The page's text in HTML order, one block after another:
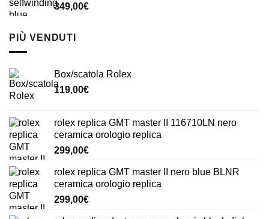
349,00€
PIÙ VENDUTI
Box/scatola Rolex
119,00€
rolex replica GMT master II 116710LN nero
ceramica orologio replica
299,00€
rolex replica GMT master II nero blue BLNR
ceramica orologio replica
299,00€